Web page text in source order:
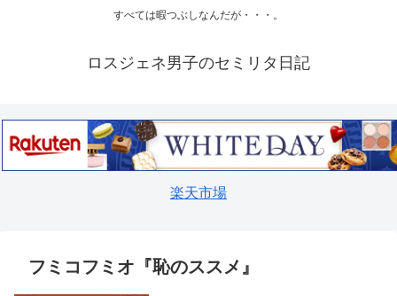
すべては暇つぶしなんだが・・・。
ロスジェネ男子のセミリタ日記
楽天市場
フミコフミオ『恥のススメ』